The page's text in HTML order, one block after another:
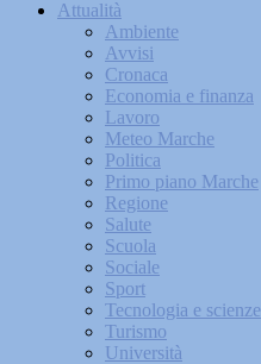
Attualità
Ambiente
Avvisi
Cronaca
Economia e finanza
Lavoro
Meteo Marche
Politica
Primo piano Marche
Regione
Salute
Scuola
Sociale
Sport
Tecnologia e scienze
Turismo
Università